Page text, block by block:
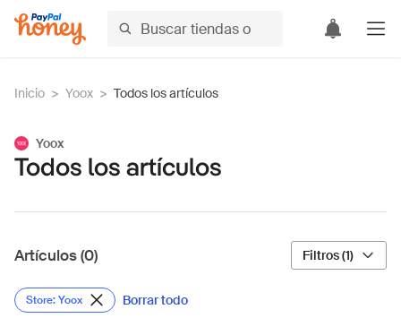
Inicio > Yoox > Todos los artículos
Yoox
Todos los artículos
Artículos (0) Filtros (1)
Store: Yoox Borrar todo